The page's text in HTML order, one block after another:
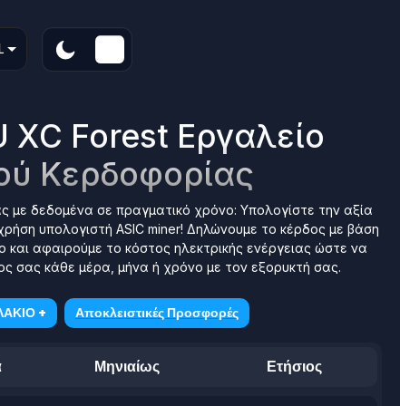
XC Forest Εργαλείο
Κερδοφορίας
με δεδομένα σε πραγματικό χρόνο: Υπολογίστε την αξία
υπολογιστή ASIC miner! Δηλώνουμε το κέρδος με βάση
αφαιρούμε το κόστος ηλεκτρικής ενέργειας ώστε να
σας κάθε μέρα, μήνα ή χρόνο με τον εξορυκτή σας.
+ Αποκλειστικές Προσφορές
Μηνιαίως Ετήσιος